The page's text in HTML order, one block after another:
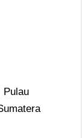
Pulau